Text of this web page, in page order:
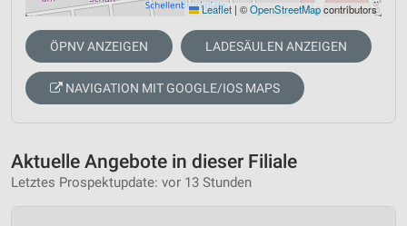
Leaflet | ©OpenStreetMapcontributors
ÖPNV ANZEIGEN LADESÄULEN ANZEIGEN
NAVIGATION MIT GOOGLE/IOS MAPS
Aktuelle Angebote in dieser Filiale
Letztes Prospektupdate: vor 13 Stunden